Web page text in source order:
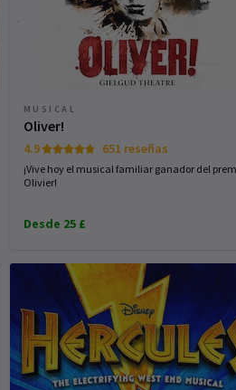
MUSICAL
Oliver!
4.9 651 reseñas
¡Vive hoy el musical familiar ganador del
Olivier!
Desde 25 £